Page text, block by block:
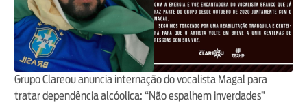
Grupo Clareou anuncia internação do vocalista Magal para
tratar dependência alcóolica: “Não espalhem inverdades”